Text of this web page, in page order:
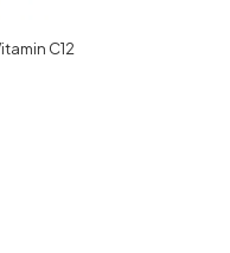
C12